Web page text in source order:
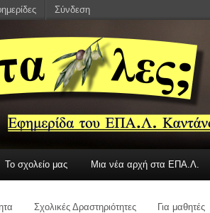
Το σχολείο μας Μια νέα αρχή στα ΕΠΑ.Λ.
Σχολικές Δραστηριότητες Για μαθητές
Σύνδεση